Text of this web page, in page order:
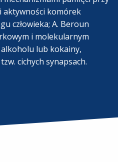
aktywności komórek
człowieka; A. Beroun
i molekularnym
lub kokainy,
cichych synapsach.